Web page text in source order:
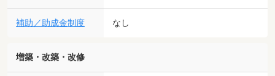
補助／助成金制度 なし
増築・改築・改修